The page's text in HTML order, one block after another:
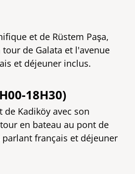
et de Rüstem Paşa,
de Galata et l'avenue
et déjeuner inclus.
18H30)
de Kadiköy avec son
en bateau au pont de
français et déjeuner